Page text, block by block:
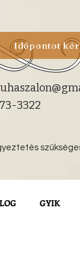
3322
Időpontot
GYIK